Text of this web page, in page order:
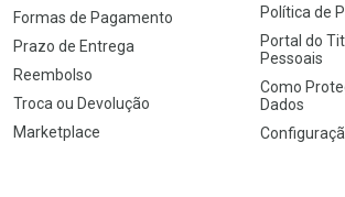
Formas de Pagamento
Prazo de Entrega
Reembolso
Troca ou Devolução
Marketplace
Política de
Portal do
Pessoais
Como
Dados